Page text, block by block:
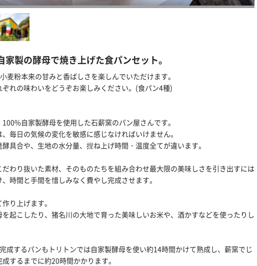
製の酵母で焼き上げた食パンセット。
麦粉本来の甘みと香ばしさを楽しんでいただけます。
れの味わいをどうぞお楽しみください。(食パン4種)
自家製酵母を使用した石薪窯のパン屋さんです。
毎日の気候の変化を敏感に感じなければいけません。
具合や、生地の水分量、捏ね上げ時間・温度全てが違います。
わり抜いた素材、そのものたちを組み合わせ最大限の美味しさを引き出すには
時間と手間を惜しみなく費やし完成させます。
り上げます。
起こしたり、猪名川の大地で育った美味しいお米や、酒かすなどを使ったりし
成するパンもトリトンでは自家製酵母を使い約14時間かけて熟成し、薪窯でじ
するまでに約20時間かかります。